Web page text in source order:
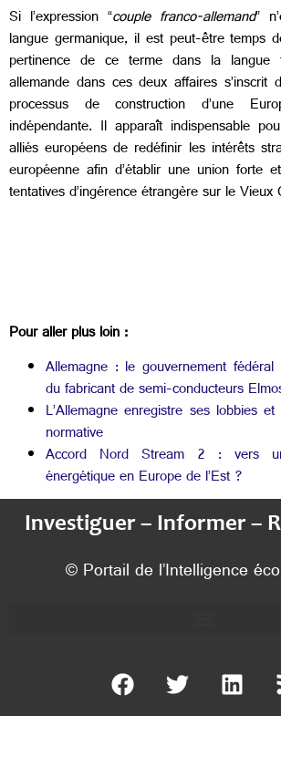
Si l’expression “couple franco-allemand”
langue germanique, il est peut-être temps
pertinence de ce terme dans la langue
allemande dans ces deux affaires s’inscrit
processus de construction d’une
indépendante. Il apparaît indispensable
alliés européens de redéfinir les intérêts
européenne afin d’établir une union forte
tentatives d’ingérence étrangère sur le Vieux
Pour aller plus loin :
Allemagne : le gouvernement
du fabricant de semi-conducteurs
L’Allemagne enregistre ses lobbies
normative
Accord Nord Stream 2 : vers
énergétique en Europe de l’Est ?
Investiguer – Informer –
© Portail de l’Intelligence